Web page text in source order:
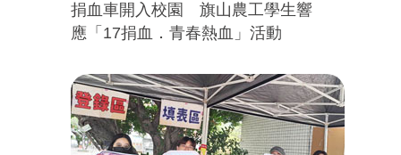
捐血車開入校園 旗山農工學生響
應「17捐血．青春熱血」活動